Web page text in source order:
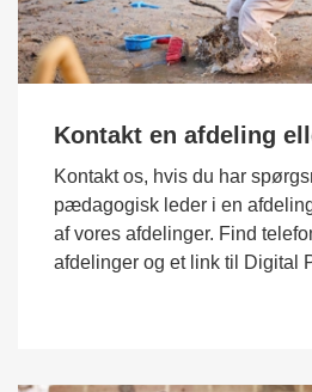
Kontakt en afdeling
Kontakt os, hvis du har
pædagogisk leder i en
af vores afdelinger. Find
afdelinger og et link til Digital